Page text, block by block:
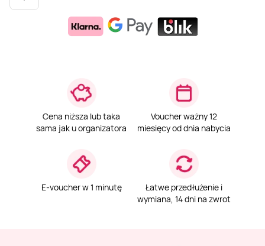
Weekend w SPA
Masaż klasyczny
Masaż sportowy
Masaż Shiatsu
Masaż Antycellulitowy
Masaż całego ciała
Pojazdy specjalne
Pojazdy militarne
Fitness
Tenis
Kurs żeglarski
Cena niższa lub taka
sama jak u organizatora
Voucher ważny 12
miesięcy od dnia nabycia
E-voucher w 1 minutę
Łatwe przedłużenie i
wymiana, 14 dni na zwrot